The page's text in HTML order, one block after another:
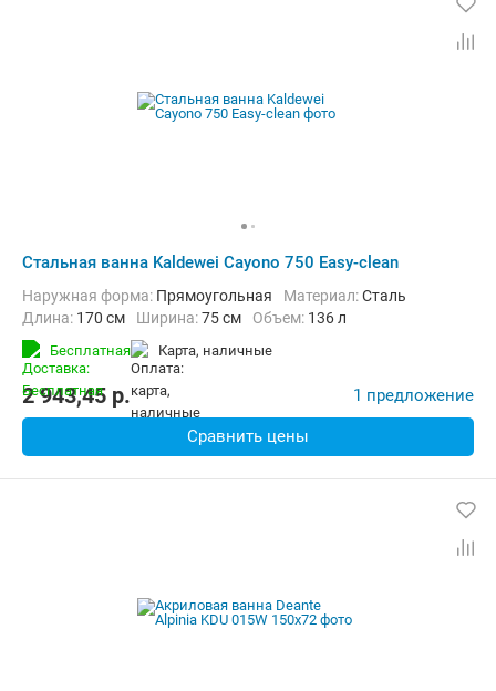
Стальная ванна Kaldewei Cayono 750 Easy-clean
Наружная форма: Прямоугольная Материал:Сталь
Длина: 170 см Ширина:75 см Объем: 136 л
Бесплатная карта, наличные
2 943,45 p. 1 предложение
Сравнить цены